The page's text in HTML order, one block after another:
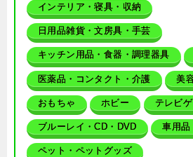
インテリア・寝具・収納
日用品雑貨・文房具・手芸
キッチン用品・食器・調理器具
医薬品・コンタクト・介護 美
おもちゃ ホビー テレビ
ブルーレイ・CD・DVD 車用品
ペット・ペットグッズ